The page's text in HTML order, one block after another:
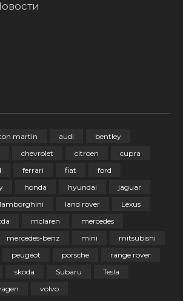
martin audi
bentley
chevrolet citroen
cupra
ferrari fiat
ford
honda hyundai
jaguar
lamborghini land rover
Lexus
mclaren
mercedes
mercedes-benz mini
mitsubishi
peugeot porsche
range rover
skoda Subaru
Tesla
volvo